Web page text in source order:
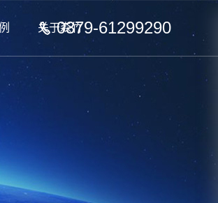
0379-61299290
关于森竹